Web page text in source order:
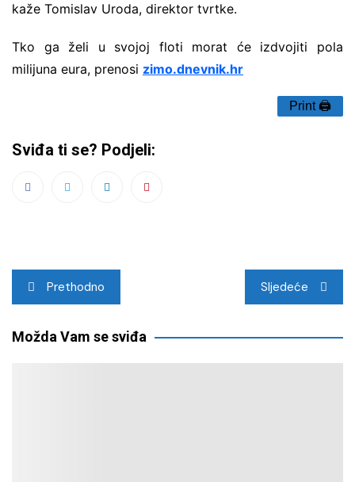
kaže Tomislav Uroda, direktor tvrtke.
Tko ga želi u svojoj floti morat će izdvojiti pola
milijuna eura, prenosi zimo.dnevnik.hr
Print 🖨
Sviđa ti se? Podjeli:
Navigacija
objava
Prethodno Sljedeće
Možda Vam se sviđa